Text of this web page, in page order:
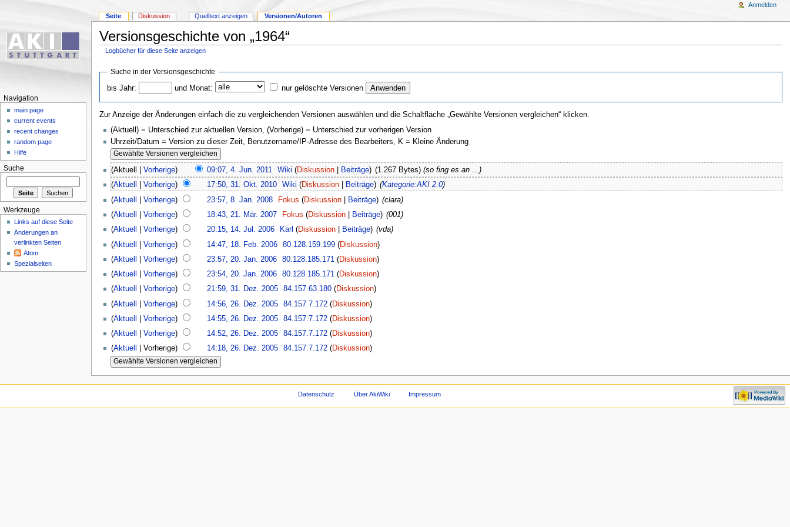
Versionsgeschichte von „1964“
Logbücher für diese Seite anzeigen
Suche in der Versionsgeschichte
bis Jahr: und Monat: nur gelöschte Versionen
Zur Anzeige der Änderungen einfach die zu vergleichenden Versionen auswählen und die Schaltfläche „Gewählte Versionen vergleichen“ klicken.
(Aktuell) = Unterschied zur aktuellen Version, (Vorherige) = Unterschied zur vorherigen Version
Uhrzeit/Datum = Version zu dieser Zeit, Benutzername/IP-Adresse des Bearbeiters, K = Kleine Änderung
(Aktuell | Vorherige) 09:07, 4. Jun. 2011 Wiki (Diskussion| Beiträge) (1.267 Bytes) (so fing es an ...)
(Aktuell Vorherige) 17:50, 31. Okt. 2010 Wiki (Diskussion| Beiträge) (Kategorie:AKI 2.0)
(Aktuell Vorherige) 23:57, 8. Jan. 2008 Fokus (Diskussion| Beiträge) (clara)
(Aktuell Vorherige) 18:43, 21. Mär. 2007 Fokus (Diskussion| Beiträge) (001)
(Aktuell Vorherige) 20:15, 14. Jul. 2006 Karl (Diskussion| Beiträge) (vda)
(Aktuell Vorherige) 14:47, 18. Feb. 2006 80.128.159.199 (Diskussion)
(Aktuell Vorherige) 23:57, 20. Jan. 2006 80.128.185.171 (Diskussion)
(Aktuell Vorherige) 23:54, 20. Jan. 2006 80.128.185.171 (Diskussion)
(Aktuell Vorherige) 21:59, 31. Dez. 2005 84.157.63.180 (Diskussion)
(Aktuell Vorherige) 14:56, 26. Dez. 2005 84.157.7.172 (Diskussion)
(Aktuell Vorherige) 14:55, 26. Dez. 2005 84.157.7.172 (Diskussion)
(Aktuell Vorherige) 14:52, 26. Dez. 2005 84.157.7.172 (Diskussion)
(Aktuell | Vorherige) 14:18, 26. Dez. 2005 84.157.7.172 (Diskussion)
Seite Diskussion Quelltext anzeigen Versionen/Autoren
Anmelden
Navigation
main page
current events
recent changes
random page
Hilfe
Suche
Werkzeuge
Links auf diese Seite
Änderungen an
verlinkten Seiten
Atom
Spezialseiten
Datenschutz Über AkiWiki Impressum